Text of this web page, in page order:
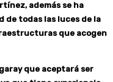
además se ha
de todas las luces de la
que acogen
que aceptará ser